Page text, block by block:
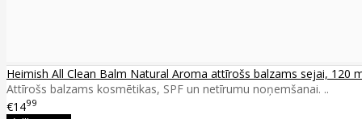
Heimish All Clean Balm Natural Aroma attīrošs balzams sejai, 120
Attīrošs balzams kosmētikas, SPF un netīrumu noņemšanai. ..
€1499